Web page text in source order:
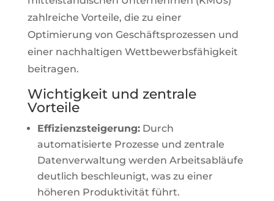
zahlreiche Vorteile, die zu einer
Optimierung von Geschäftsprozessen und
einer nachhaltigen Wettbewerbsfähigkeit
beitragen.
Wichtigkeit und zentrale
Vorteile
Effizienzsteigerung:Durch
automatisierte Prozesse und zentrale
Datenverwaltung werden Arbeitsabläufe
deutlich beschleunigt, was zu einer
höheren Produktivität führt.